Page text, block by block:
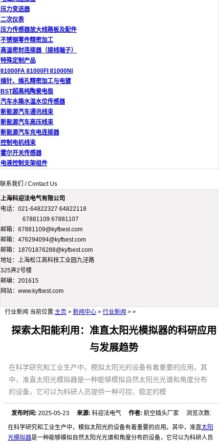
压力变送器
二次仪表
压力传感器放大线路板及配件
不锈钢零件精密加工
高温密封连接器（接线端子）
特殊定制产品
81000FA 81000FI 81000NI
插针、插孔精密加工与电镀
BST超高纯陶瓷电极
汽车水箱水温水位传感器
新能源汽车通讯线束
新能源汽车高压线束
新能源汽车充电连接器
控制电机线束
霍尔开关传感器
电液控制支架组件
联系我们 / Contact Us
上海科迎法电气有限公司
电话：021-64822327 64822118
67881109 67881107
邮箱：67881109@kyfbest.com
邮箱：476294094@kyfbest.com
邮箱：18701876288@kyfbest.com
地址：上海松江高科技工业园九泾路
325弄2号楼
邮编：201615
网站：www.kyfbest.com
行业新闻 当前位置:主页 > 新闻中心 > 行业新闻 > >
探索太阳能利用：准直太阳光模拟器的科研应用
与发展趋势
在科学研究和工业生产中，模拟太阳光的设备有着重要的应用。其
中，准直太阳光模拟器是一种能够模拟自然太阳光光谱和角度分布
的设备，它可以为科研人员提供一种可控、稳定的模
发布时间: 2025-05-23来源: 科迎法电气作者: 航空插头厂家 浏览次数:
在科学研究和工业生产中，模拟太阳光的设备有着重要的应用。其中，准直太阳
光模拟器是一种能够模拟自然太阳光光谱和角度分布的设备，它可以为科研人员